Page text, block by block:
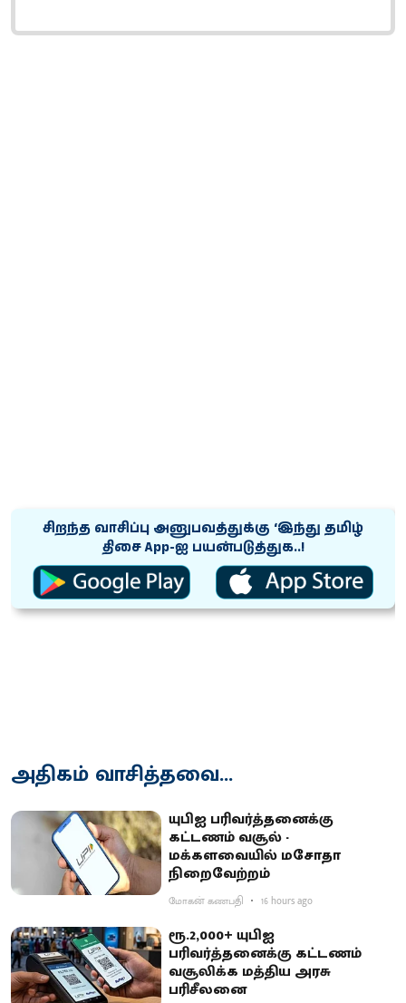
சிறந்த வாசிப்பு அனுபவத்துக்கு ‘இந்து தமிழ்
திசை App-ஐ பயன்படுத்துக..!
அதிகம் வாசித்தவை...
யுபிஐ பரிவர்த்தனைக்கு
கட்டணம் வசூல் -
மக்களவையில் மசோதா
நிறைவேற்றம்
மோகன் கணபதி 16 hours ago
ரூ.2,000+ யுபிஐ
பரிவர்த்தனைக்கு கட்டணம்
வசூலிக்க மத்திய அரசு
பரிசீலனை